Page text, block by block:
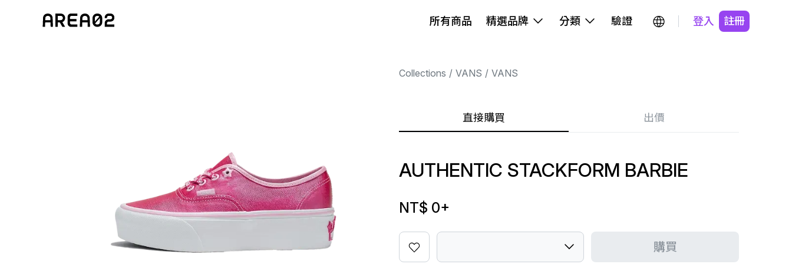
所有商品 精選品牌 分類 驗證 登入 註冊
Collections VANS VANS
直接購買 出價
AUTHENTIC STACKFORM BARBIE
NT$ 0+
購買